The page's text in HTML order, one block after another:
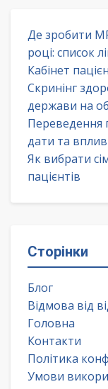
Де зробити
році: список
Кабінет
Скринінг
держави на
Переведення
дати та
Як вибрати
пацієнтів
Сторінки
Блог
Відмова від
Головна
Контакти
Політика
Умови